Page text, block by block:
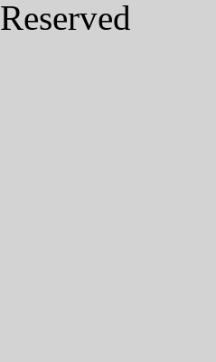
Reserved